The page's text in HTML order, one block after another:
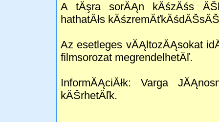
A tĂşra sorĂĄn kĂśzĂśs
hathatĂłs
Az esetleges vĂĄltozĂĄsokat
filmsorozat megrendelhetĂľ.
InformĂĄciĂłk: Varga
kĂŠrhetĂľk.